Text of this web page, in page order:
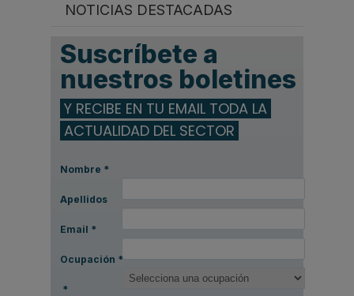
NOTICIAS DESTACADAS
Suscríbete a
nuestros boletines
Y RECIBE EN TU EMAIL TODA LA
ACTUALIDAD DEL SECTOR
Nombre *
Apellidos
Email *
Ocupación *
*